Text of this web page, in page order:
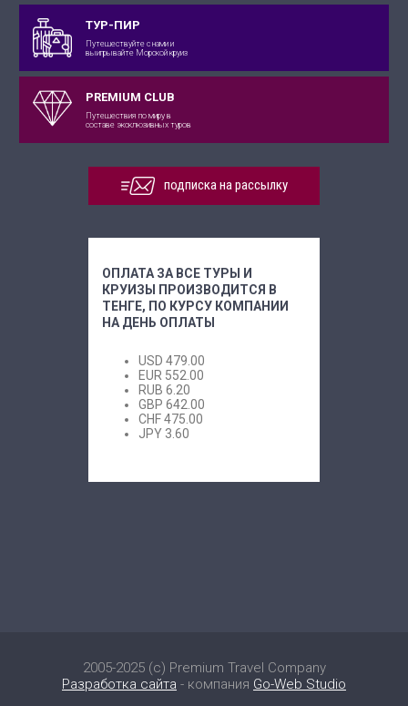
ТУР-ПИР
Путешествуйте с нами и
выигрывайте Морской круиз
PREMIUM CLUB
Путешествия по миру в
составе эксклюзивных туров
подписка на рассылку
ОПЛАТА ЗА ВСЕ ТУРЫ И
КРУИЗЫ ПРОИЗВОДИТСЯ В
ТЕНГЕ, ПО КУРСУ КОМПАНИИ
НА ДЕНЬ ОПЛАТЫ
USD 479.00
EUR 552.00
RUB 6.20
GBP 642.00
CHF475.00
JPY 3.60
2005-2025 (c) Premium Travel Company
Разработка сайта - компания Go-Web Studio